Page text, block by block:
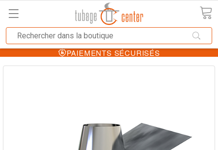
PAIEMENTS SÉCURISÉS